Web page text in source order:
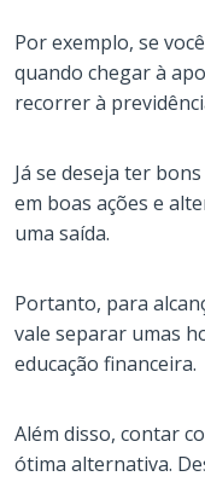
Por exemplo, se
quando chegar à
recorrer à
Já se deseja ter
em boas ações e
uma saída.
Portanto, para
vale separar umas
educação financeira.
Além disso, contar
ótima alternativa.